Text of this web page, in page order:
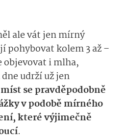
alevátjen mírný
pohybovat kolem 3 až –
objevovat imlha,
udrží už jen
sepravděpodobně
v podobě mírného
které výjimečně
.